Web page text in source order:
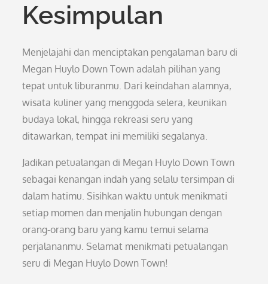
Kesimpulan
Menjelajahi dan menciptakan pengalaman baru di
Megan Huylo Down Town adalah pilihan yang
tepat untuk liburanmu. Dari keindahan alamnya,
wisata kuliner yang menggoda selera, keunikan
budaya lokal, hingga rekreasi seru yang
ditawarkan, tempat ini memiliki segalanya.
Jadikan petualangan di Megan Huylo Down Town
sebagai kenangan indah yang selalu tersimpan di
dalam hatimu. Sisihkan waktu untuk menikmati
setiap momen dan menjalin hubungan dengan
orang-orang baru yang kamu temui selama
perjalananmu. Selamat menikmati petualangan
seru di Megan Huylo Down Town!